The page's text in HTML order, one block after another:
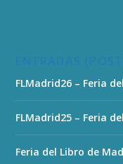
FLMadrid26 – Feria
FLMadrid25 – Feria
Feria del Libro de